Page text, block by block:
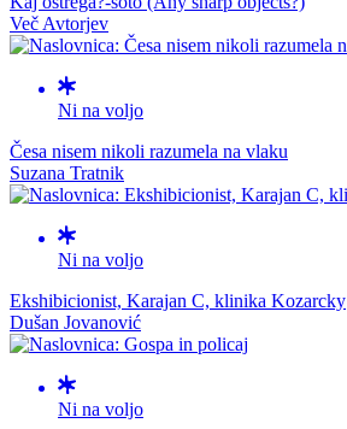
Več Avtorjev
Ni na voljo
Česa nisem nikoli razumela na vlaku
Suzana Tratnik
Ni na voljo
Ekshibicionist, Karajan C, klinika Kozarcky
Dušan Jovanović
Ni na voljo